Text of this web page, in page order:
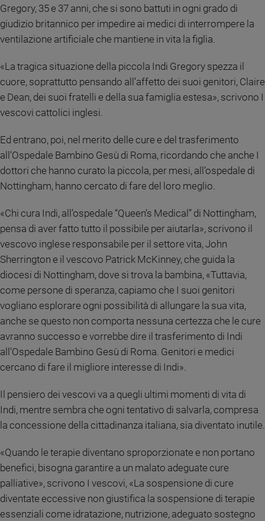
inclusione
Costume
spettacoli
Sanremo
2026
Cinema,
e
streaming
Libri
Musica
Famiglia
ed
educazione
Genitori
e
figli
Nonni
Coppia
Scuola
e
Bioetica
Riflessioni
Gregory, 35 e 37 anni, che si sono battuti in ogni grado di
giudizio britannico per impedire ai medici di interrompere la
ventilazione artificiale che mantiene in vita la figlia.
«La tragica situazione della piccola Indi Gregory spezza il
cuore, soprattutto pensando all’affetto dei suoi genitori, Claire
e Dean, dei suoi fratelli e della sua famiglia estesa», scrivono I
vescovi cattolici inglesi.
Ed entrano, poi, nel merito delle cure e del trasferimento
all’Ospedale Bambino Gesù di Roma, ricordando che anche I
dottori che hanno curato la piccola, per mesi, all’ospedale di
Nottingham, hanno cercato di fare del loro meglio.
«Chi cura Indi, all’ospedale “Queen’s Medical” di Nottingham,
pensa di aver fatto tutto il possibile per aiutarla», scrivono il
vescovo inglese responsabile per il settore vita, John
Sherrington e il vescovo Patrick McKinney, che guida la
diocesi di Nottingham, dove si trova la bambina, «Tuttavia,
come persone di speranza, capiamo che I suoi genitori
vogliano esplorare ogni possibilità di allungare la sua vita,
anche se questo non comporta nessuna certezza che le cure
avranno successo e vorrebbe dire il trasferimento di Indi
all’Ospedale Bambino Gesù di Roma. Genitori e medici
cercano di fare il migliore interesse di Indi».
Il pensiero dei vescovi va a quegli ultimi momenti di vita di
Indi, mentre sembra che ogni tentativo di salvarla, compresa
la concessione della cittadinanza italiana, sia diventato inutile.
«Quando le terapie diventano sproporzionate e non portano
benefici, bisogna garantire a un malato adeguate cure
palliative», scrivono I vescovi, «La sospensione di cure
diventate eccessive non giustifica la sospensione di terapie
essenziali come idratazione, nutrizione, adeguato sostegno